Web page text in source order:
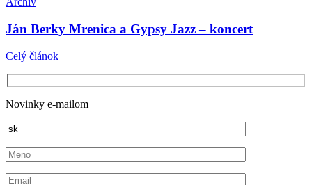
Ján Berky Mrenica a Gypsy Jazz – koncert
Celý článok
Novinky e-mailom